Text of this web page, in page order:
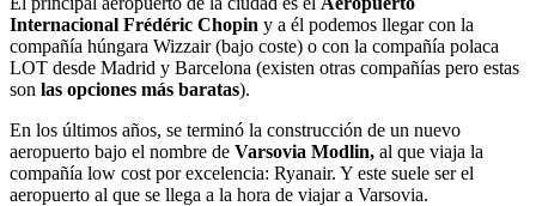
Internacional Frédéric Chopin y a él podemos llegar con la
compañía húngara Wizzair (bajo coste) o con la compañía polaca
LOT desde Madrid y Barcelona (existen otras compañías pero estas
son las opciones más baratas).
En los últimos años, se terminó la construcción de un nuevo
aeropuerto bajo el nombre de Varsovia Modlin, al que viaja la
compañía low cost por excelencia: Ryanair. Y este suele ser el
aeropuerto al que se llega a la hora de viajar a Varsovia.